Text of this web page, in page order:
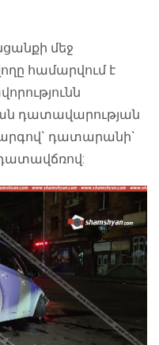
մեջ
համարվում է
դատավարության
դատարանի`